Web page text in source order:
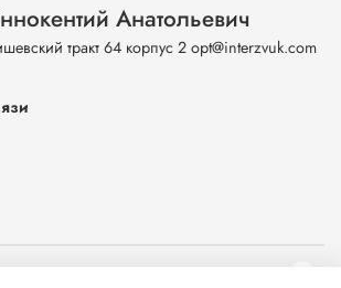
Анатольевич
тракт 64 корпус 2 opt@interzvuk.com